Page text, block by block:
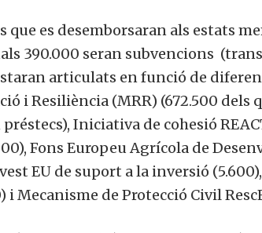
es desemborsaran als estats
390.000 seran subvencions
articulats en funció de
i Resiliència (MRR) (672.500 dels
Iniciativa de cohesió
Fons Europeu Agrícola de
EU de suport a la inversió
Mecanisme de Protecció Civil